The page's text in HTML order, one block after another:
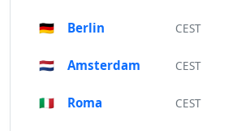
🇩🇪 Berlin CEST
🇳🇱 Amsterdam CEST
🇮🇹 Roma CEST